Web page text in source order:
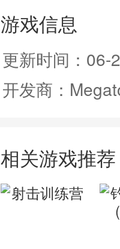
游戏信息
更新时间：06-
开发商：
相关游戏推荐